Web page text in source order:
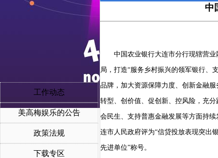
工作动态
美高梅娱乐的公告
政策法规
下载专区
中
中国农业银行大连市分行现辖营业
局，打造“服务乡村振兴的领军银行、
品牌，加大资源保障力度、创新金融
转型、创价值、促创新、控风险，充
会民生、支持普惠金融发展等方面持
连市人民政府评为“信贷投放表现突出
先进单位”称号。